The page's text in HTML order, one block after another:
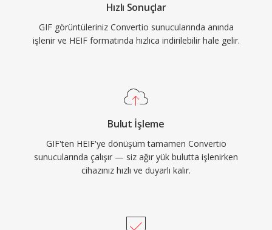
Hızlı Sonuçlar
GIF görüntüleriniz Convertio sunucularında anında
işlenir ve HEIF formatında hızlıca indirilebilir hale gelir.
Bulut İşleme
GIF'ten HEIF'ye dönüşüm tamamen Convertio
sunucularında çalışır — siz ağır yük bulutta işlenirken
cihazınız hızlı ve duyarlı kalır.